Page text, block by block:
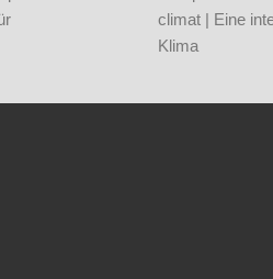
climat | Eine
Klima